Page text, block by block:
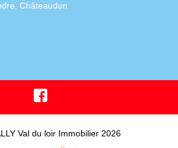
Châteaudun
Val du loir Immobilier 2026